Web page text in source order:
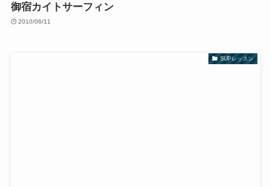
御宿カイトサーフィン
2010/06/11
SUPレッスン